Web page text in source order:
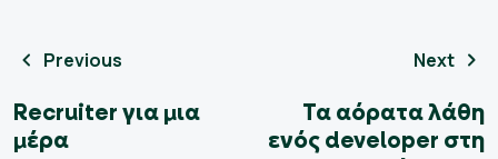
Previous
Recruiter για μια
μέρα
Next
Τα αόρατα λάθη
ενός developer στη